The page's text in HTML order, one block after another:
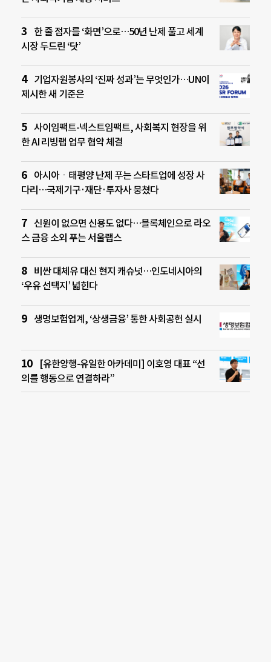
한 줄 점자를 ‘화면’으로…50년 난제 풀고 세계
시장 두드린 ‘닷’
기업자원봉사의 ‘진짜 성과’는 무엇인가…UN이
제시한 새 기준은
사이임팩트-넥스트임팩트, 사회복지 현장을 위
한 AI 리빙랩 업무 협약 체결
아시아ㆍ태평양 난제 푸는 스타트업에 성장 사
다리…국제기구·재단·투자사 뭉쳤다
신원이 없으면 신용도 없다…블록체인으로 라오
스 금융 소외 푸는 서울랩스
비싼 대체유 대신 현지 캐슈넛…인도네시아의
‘우유 선택지’ 넓힌다
생명보험업계, ‘상생금융’ 통한 사회공헌 실시
[유한양행-유일한 아카데미] 이호영 대표 “선
의를 행동으로 연결하라”